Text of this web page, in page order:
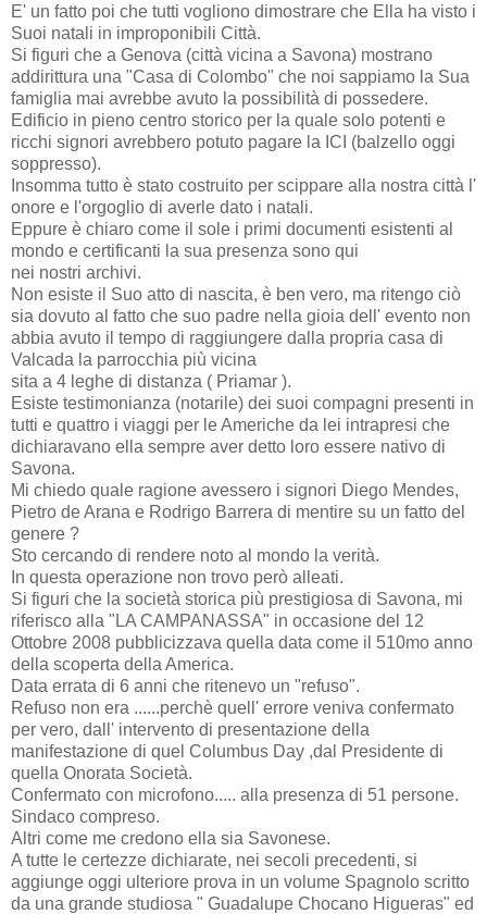
E' un fatto poi che tutti vogliono dimostrare che Ella ha visto i
Suoi natali in improponibili Città.
Si figuri che a Genova (città vicina a Savona) mostrano
addirittura una "Casa di Colombo" che noi sappiamo la Sua
famiglia mai avrebbe avuto la possibilità di possedere.
Edificio in pieno centro storico per la quale solo potenti e
ricchi signori avrebbero potuto pagare la ICI (balzello oggi
soppresso).
Insomma tutto è stato costruito per scippare alla nostra città l'
onore e l'orgoglio di averle dato i natali.
Eppure è chiaro come il sole i primi documenti esistenti al
mondo e certificanti la sua presenza sono qui
nei nostri archivi.
Non esiste il Suo atto di nascita, è ben vero, ma ritengo ciò
sia dovuto al fatto che suo padre nella gioia dell' evento non
abbia avuto il tempo di raggiungere dalla propria casa di
Valcada la parrocchia più vicina
sita a 4 leghe di distanza ( Priamar ).
Esiste testimonianza (notarile) dei suoi compagni presenti in
tutti e quattro i viaggi per le Americhe da lei intrapresi che
dichiaravano ella sempre aver detto loro essere nativo di
Savona.
Mi chiedo quale ragione avessero i signori Diego Mendes,
Pietro de Arana e Rodrigo Barrera di mentire su un fatto del
genere ?
Sto cercando di rendere noto al mondo la verità.
In questa operazione non trovo però alleati.
Si figuri che la società storica più prestigiosa di Savona, mi
riferisco alla "LA CAMPANASSA" in occasione del 12
Ottobre 2008 pubblicizzava quella data come il 510mo anno
della scoperta della America.
Data errata di 6 anni che ritenevo un "refuso".
Refuso non era ......perchè quell' errore veniva confermato
per vero, dall' intervento di presentazione della
manifestazione di quel Columbus Day ,dal Presidente di
quella Onorata Società.
Confermato con microfono..... alla presenza di 51 persone.
Sindaco compreso.
Altri come me credono ella sia Savonese.
A tutte le certezze dichiarate, nei secoli precedenti, si
aggiunge oggi ulteriore prova in un volume Spagnolo scritto
da una grande studiosa " Guadalupe Chocano Higueras" ed